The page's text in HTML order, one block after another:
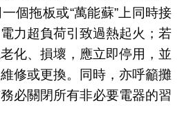
個拖板或“萬能蘇”上同時接
力超負荷引致過熱起火；若
化、損壞，應立即停用，並
修或更換。同時，亦呼籲攤
必關閉所有非必要電器的習